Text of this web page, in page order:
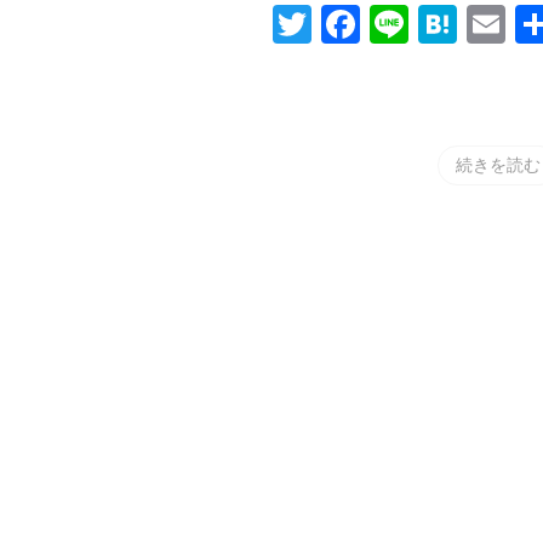
Twitter
Facebook
Line
続きを読む